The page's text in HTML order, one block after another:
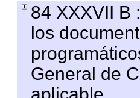
84 XXXVII B
los
General de